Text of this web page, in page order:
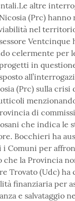
altre
(Prc)
nel
Ventcinque
celermente per
in
(Prc) sulla crisi
di
che indica le
Bocchieri ha
Comuni per
che la Provincia
Trovato (Udc)
finanziaria per
e salvataggio